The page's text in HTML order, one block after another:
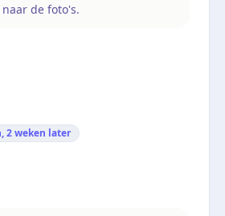
de foto's.
2 weken later